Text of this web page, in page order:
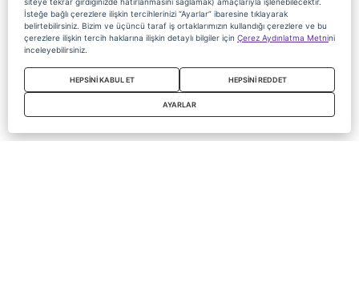
İsteğe bağlı çerezlere ilişkin tercihlerinizi “Ayarlar” ibaresine tıklayarak
belirtebilirsiniz. Bizim ve üçüncü taraf iş ortaklarımızın kullandığı çerezlere ve bu
çerezlere ilişkin tercih haklarına ilişkin detaylı bilgiler için Çerez Aydınlatma Metnini
inceleyebilirsiniz.
HEPSİNİ KABUL ET HEPSİNİ REDDET
AYARLAR